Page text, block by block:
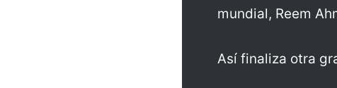
mundial, Reem
Así finaliza otra